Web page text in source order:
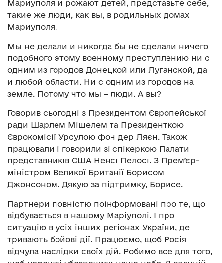
Мариуполя и рожают детей, представьте себе,
такие же люди, как вы, в родильных домах
Мариуполя.
Мы не делали и никогда бы не сделали ничего
подобного этому военному преступлению ни с
одним из городов Донецкой или Луганской, да
и любой области. Ни с одним из городов на
земле. Потому что мы – люди. А вы?
Говорив сьогодні з Президентом Європейської
ради Шарлем Мішелем та Президенткою
Єврокомісії Урсулою фон дер Ляєн. Також
працювали і говорили зі спікеркою Палати
представників США Ненсі Пелосі. З Премʼєр-
міністром Великої Британії Борисом
Джонсоном. Дякую за підтримку, Борисе.
Партнери повністю поінформовані про те, що
відбувається в нашому Маріуполі. І про
ситуацію в усіх інших регіонах України, де
тривають бойові дії. Працюємо, щоб Росія
відчула наслідки своїх дій. Робимо все для того,